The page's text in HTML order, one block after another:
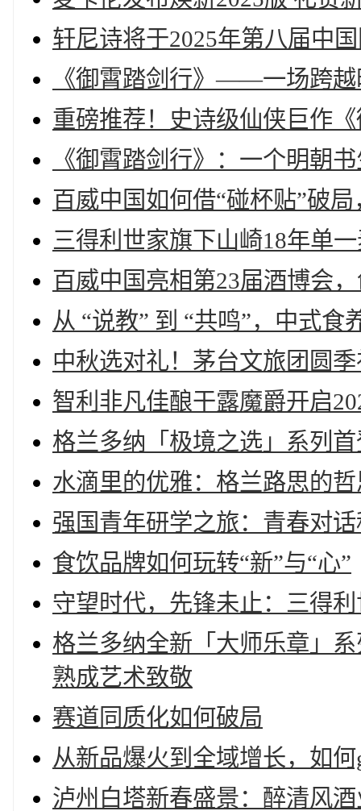
轩尼诗将于2025年第八届中
《御霄踏剑行》——一场跨
重磅推荐！史诗级仙侠巨作
《御霄踏剑行》：一个明朝
百威中国如何借“碰杯贴”破
三得利世家旗下山崎18年单
百威中国亮相第23届酒博会
从 “说教” 到 “共鸣”，中式食
中秋选对礼！茅台文旅团圆
智利非凡佳酿干露魔爵开启
格兰多纳「极境之选」系列
水滴里的优雅：格兰路思的
强国青年研学之旅：青春对
食饮品牌如何玩转“新”与“心”
守望时代，先锋未止：三得
格兰多纳全新「大师乐章」
熟成艺术致敬
赛道同质化如何破局
从新品爆火到全域增长，如
泸州白塔新春盛景：醉清风